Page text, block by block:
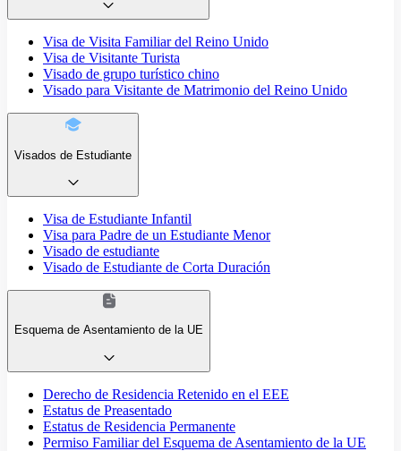
Visa de Visita Familiar del Reino Unido
Visa de Visitante Turista
Visado de grupo turístico chino
Visado para Visitante de Matrimonio del Reino Unido
Visados de Estudiante
Visa de Estudiante Infantil
Visa para Padre de un Estudiante Menor
Visado de estudiante
Visado de Estudiante de Corta Duración
Esquema de Asentamiento de la UE
Derecho de Residencia Retenido en el EEE
Estatus de Preasentado
Estatus de Residencia Permanente
Permiso Familiar del Esquema de Asentamiento de la UE